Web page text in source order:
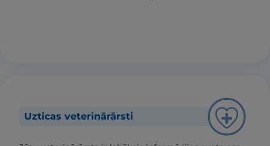
Uzticas veterinārārsti